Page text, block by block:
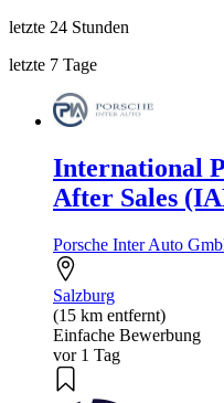
letzte 24 Stunden
letzte 7 Tage
International
After Sales
Porsche Inter Auto
Salzburg
(15 km entfernt)
Einfache Bewerbung
vor 1 Tag